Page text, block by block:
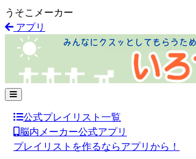
うそこメーカー
アプリ
公式プレイリスト一覧
脳内メーカー公式アプリ
プレイリストを作るならアプリから！